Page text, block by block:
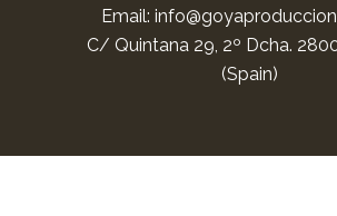
Email:
C/ Quintana 29, 2º Dcha.
(Spain)